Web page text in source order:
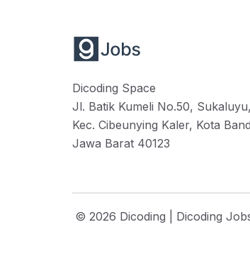
Dicoding Space
Jl. Batik Kumeli No.50, Sukaluyu,
Kec. Cibeunying Kaler, Kota
Jawa Barat 40123
© 2026 Dicoding | Dicoding